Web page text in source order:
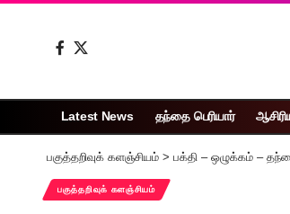
Latest News தந்தை பெரியார்
பகுத்தறிவுக் களஞ்சியம் > பக்தி – ஒழுக்கம் –
பகுத்தறிவுக் களஞ்சியம்